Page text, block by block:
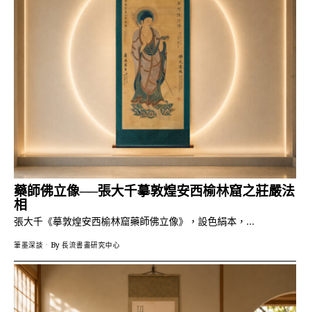
藥師佛立像──張大千摹敦煌安西榆林窟之莊嚴法
相
張大千《摹敦煌安西榆林窟藥師佛立像》，設色絹本，…
筆墨深談 By 長流書畫研究中心